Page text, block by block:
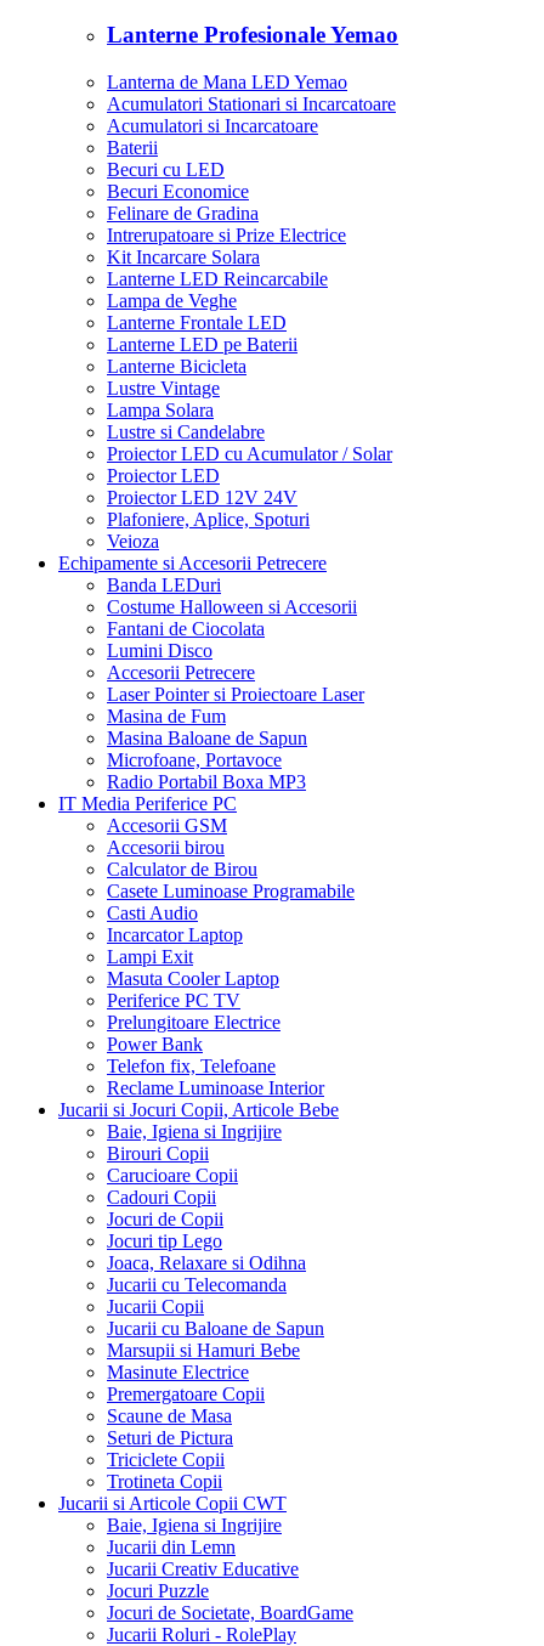
Lanterne Profesionale Yemao
Lanterna de Mana LED Yemao
Acumulatori Stationari si Incarcatoare
Acumulatori si Incarcatoare
Baterii
Becuri cu LED
Becuri Economice
Felinare de Gradina
Intrerupatoare si Prize Electrice
Kit Incarcare Solara
Lanterne LED Reincarcabile
Lampa de Veghe
Lanterne Frontale LED
Lanterne LED pe Baterii
Lanterne Bicicleta
Lustre Vintage
Lampa Solara
Lustre si Candelabre
Proiector LED cu Acumulator / Solar
Proiector LED
Proiector LED 12V 24V
Plafoniere, Aplice, Spoturi
Veioza
Echipamente si Accesorii Petrecere
Banda LEDuri
Costume Halloween si Accesorii
Fantani de Ciocolata
Lumini Disco
Accesorii Petrecere
Laser Pointer si Proiectoare Laser
Masina de Fum
Masina Baloane de Sapun
Microfoane, Portavoce
Radio Portabil Boxa MP3
IT Media Periferice PC
Accesorii GSM
Accesorii birou
Calculator de Birou
Casete Luminoase Programabile
Casti Audio
Incarcator Laptop
Lampi Exit
Masuta Cooler Laptop
Periferice PC TV
Prelungitoare Electrice
Power Bank
Telefon fix, Telefoane
Reclame Luminoase Interior
Jucarii si Jocuri Copii, Articole Bebe
Baie, Igiena si Ingrijire
Birouri Copii
Carucioare Copii
Cadouri Copii
Jocuri de Copii
Jocuri tip Lego
Joaca, Relaxare si Odihna
Jucarii cu Telecomanda
Jucarii Copii
Jucarii cu Baloane de Sapun
Marsupii si Hamuri Bebe
Masinute Electrice
Premergatoare Copii
Scaune de Masa
Seturi de Pictura
Triciclete Copii
Trotineta Copii
Jucarii si Articole Copii CWT
Baie, Igiena si Ingrijire
Jucarii din Lemn
Jucarii Creativ Educative
Jocuri Puzzle
Jocuri de Societate, BoardGame
Jucarii Roluri - RolePlay